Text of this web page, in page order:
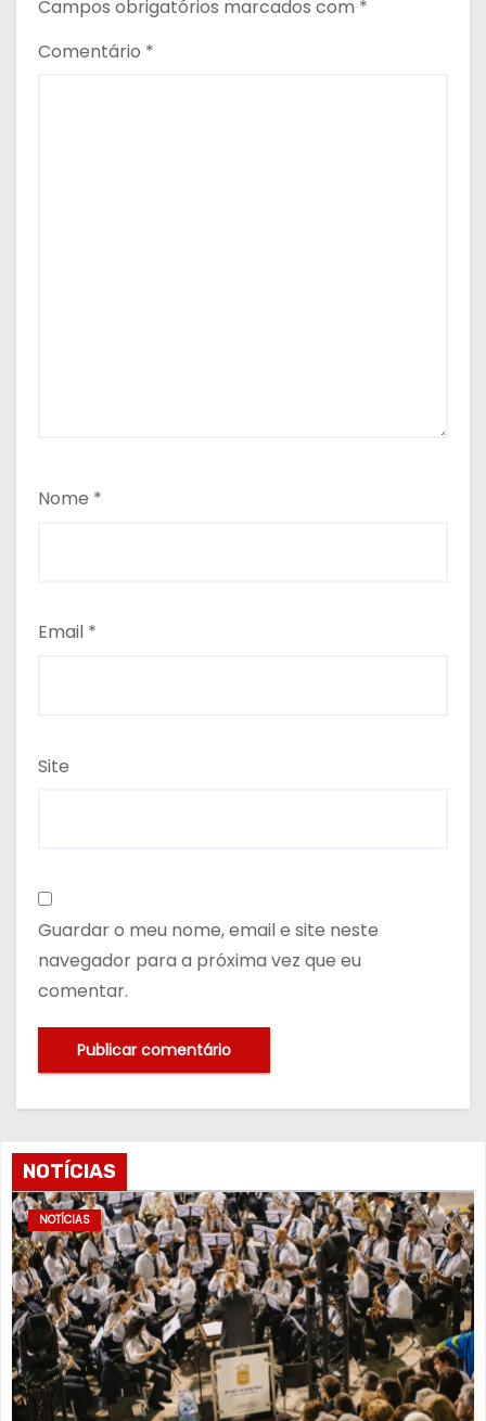
Campos obrigatórios marcados com *
Comentário *
Nome *
Email *
Site
Guardar o meu nome, email e site neste
navegador para a próxima vez que eu
comentar.
NOTÍCIAS
NOTÍCIAS